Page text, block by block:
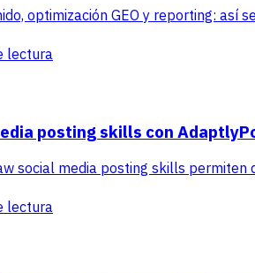
optimización GEO y reporting: así
lectura
posting skills con
social media posting skills
lectura